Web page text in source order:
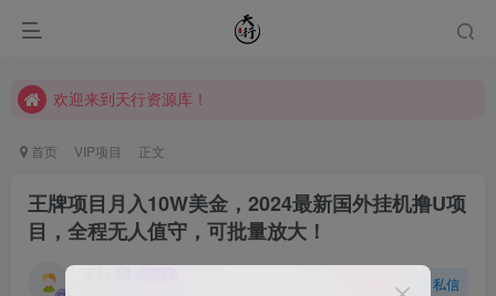
欢迎来到天行资源库！
首页 VIP项目 正文
王牌项目月入10W美金，2024最新国外挂机撸U项
目，全程无人值守，可批量放大！
私信